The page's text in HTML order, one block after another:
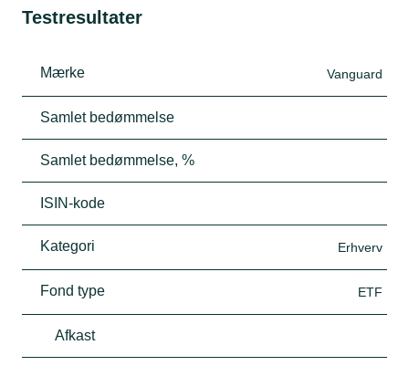
Testresultater
Mærke Vanguard
Samlet bedømmelse
Samlet bedømmelse, %
ISIN-kode
Kategori Erhverv
Fond type ETF
Afkast